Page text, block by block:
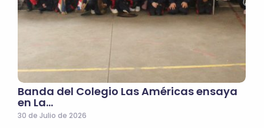
Banda del Colegio Las Américas ensaya
en La…
30 de Julio de 2026